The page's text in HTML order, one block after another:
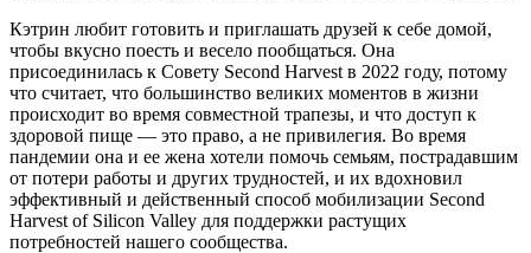
Кэтрин любит готовить и приглашать друзей к себе домой,
чтобы вкусно поесть и весело пообщаться. Она
присоединилась к Совету Second Harvest в 2022 году, потому
что считает, что большинство великих моментов в жизни
происходит во время совместной трапезы, и что доступ к
здоровой пище — это право, а не привилегия. Во время
пандемии она и ее жена хотели помочь семьям, пострадавшим
от потери работы и других трудностей, и их вдохновил
эффективный и действенный способ мобилизации Second
Harvest of Silicon Valley для поддержки растущих
потребностей нашего сообщества.